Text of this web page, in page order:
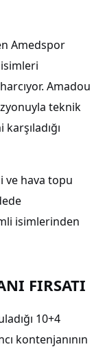
Amedspor
Amadou
teknik
ve hava topu
isimlerinden
FIRSATI
10+4
kontenjanının